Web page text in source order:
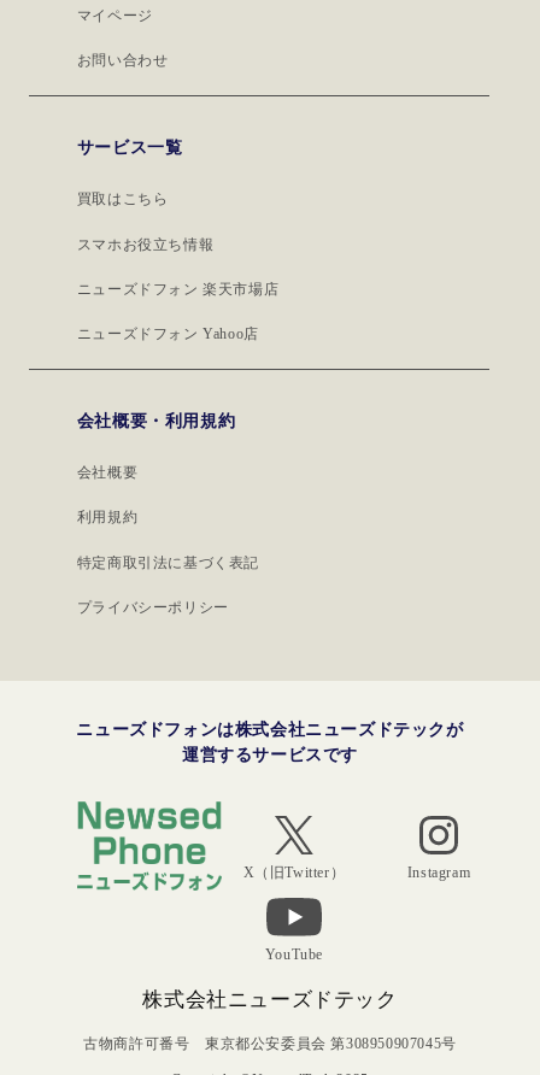
マイページ
お問い合わせ
サービス一覧
買取はこちら
スマホお役立ち情報
ニューズドフォン 楽天市場店
ニューズドフォン Yahoo店
会社概要・利用規約
会社概要
利用規約
特定商取引法に基づく表記
プライバシーポリシー
ニューズドフォンは株式会社ニューズドテックが
運営するサービスです
X（旧Twitter） Instagram
YouTube
株式会社ニューズドテック
古物商許可番号 東京都公安委員会 第308950907045号